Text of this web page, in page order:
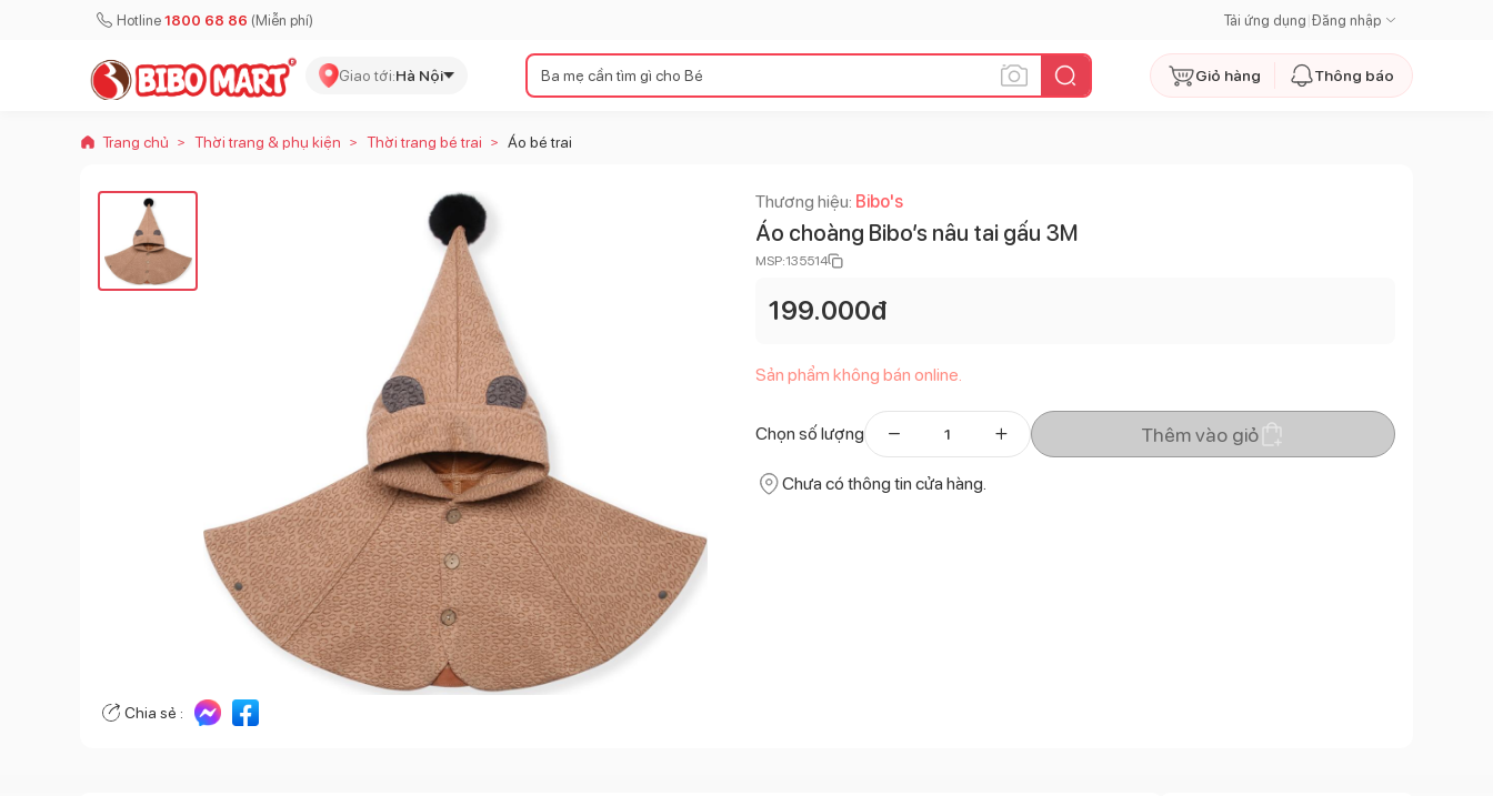
Hotline 1800 68 86 (Miễn phí) Tải ứng dụng Đăng nhập
Giao tới:Hà Nội Giỏ hàng Thông báo
Trang chủ > Thời trang & phụ kiện > Thời trang bé trai > Áo bé trai
Chia sẻ :
Thương hiệu: Bibo's
Áo choàng Bibo’s nâu tai gấu 3M
MSP:135514
199.000đ
Sản phẩm không bán online.
Chọn số lượng Thêm vào giỏ
Chưa có thông tin cửa hàng.